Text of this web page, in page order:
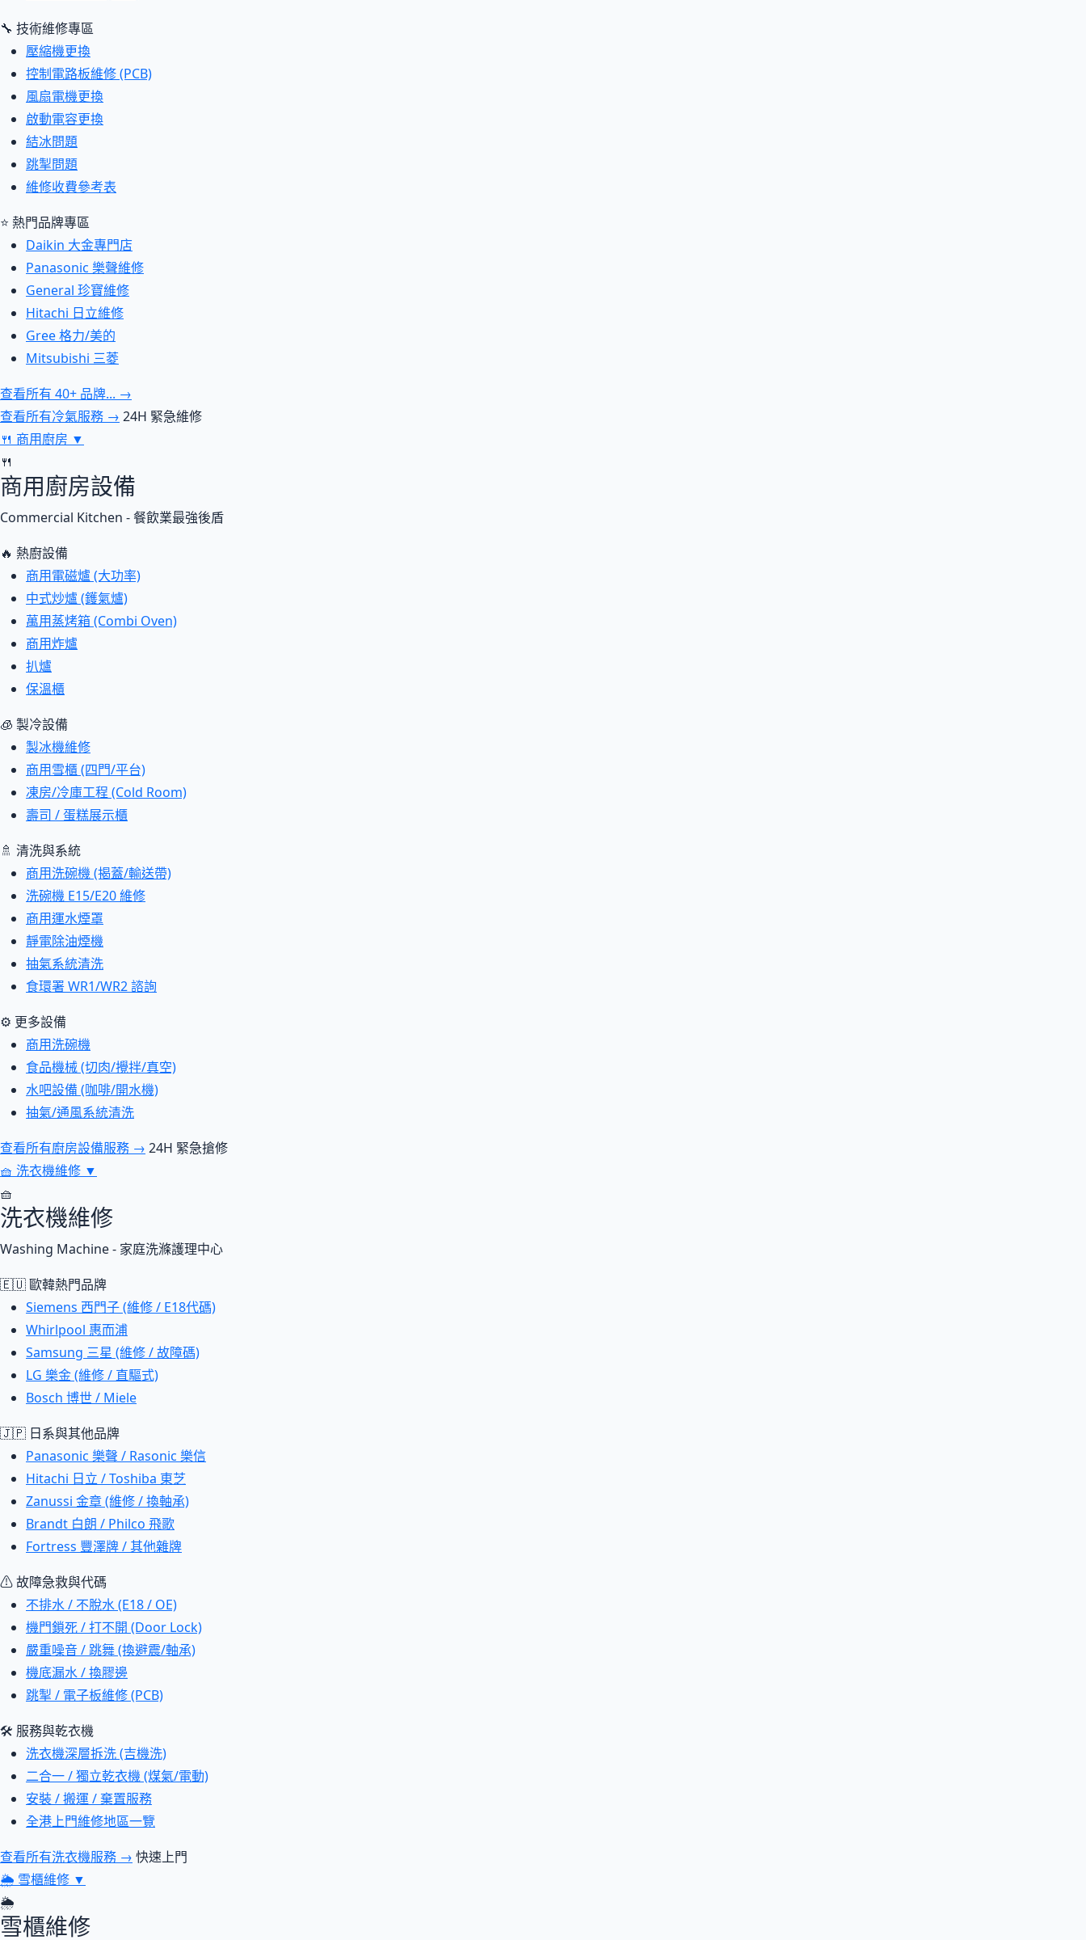
🔧 技術維修專區
壓縮機更換
控制電路板維修 (PCB)
風扇電機更換
啟動電容更換
結冰問題
跳掣問題
維修收費參考表
⭐ 熱門品牌專區
Daikin 大金專門店
Panasonic 樂聲維修
General 珍寶維修
Hitachi 日立維修
Gree 格力/美的
Mitsubishi 三菱
查看所有 40+ 品牌... →
查看所有冷氣服務 → 24H 緊急維修
🍴 商用廚房 ▼
🍴
商用廚房設備
Commercial Kitchen - 餐飲業最強後盾
🔥 熱廚設備
商用電磁爐 (大功率)
中式炒爐 (鑊氣爐)
萬用蒸烤箱 (Combi Oven)
商用炸爐
扒爐
保溫櫃
🧊 製冷設備
製冰機維修
商用雪櫃 (四門/平台)
凍房/冷庫工程 (Cold Room)
壽司 / 蛋糕展示櫃
🚿 清洗與系統
商用洗碗機 (揭蓋/輸送帶)
洗碗機 E15/E20 維修
商用運水煙罩
靜電除油煙機
抽氣系統清洗
食環署 WR1/WR2 諮詢
⚙ 更多設備
商用洗碗機
食品機械 (切肉/攪拌/真空)
水吧設備 (咖啡/開水機)
抽氣/通風系統清洗
查看所有廚房設備服務 → 24H 緊急搶修
🧺 洗衣機維修 ▼
🧺
洗衣機維修
Washing Machine - 家庭洗滌護理中心
🇪🇺 歐韓熱門品牌
Siemens 西門子 (維修 / E18代碼)
Whirlpool 惠而浦
Samsung 三星 (維修 / 故障碼)
LG 樂金 (維修 / 直驅式)
Bosch 博世 / Miele
🇯🇵 日系與其他品牌
Panasonic 樂聲 / Rasonic 樂信
Hitachi 日立 / Toshiba 東芝
Zanussi 金章 (維修 / 換軸承)
Brandt 白朗 / Philco 飛歌
Fortress 豐澤牌 / 其他雜牌
⚠ 故障急救與代碼
不排水 / 不脫水 (E18 / OE)
機門鎖死 / 打不開 (Door Lock)
嚴重噪音 / 跳舞 (換避震/軸承)
機底漏水 / 換膠邊
跳掣 / 電子板維修 (PCB)
🛠 服務與乾衣機
洗衣機深層拆洗 (吉機洗)
二合一 / 獨立乾衣機 (煤氣/電動)
安裝 / 搬運 / 棄置服務
全港上門維修地區一覽
查看所有洗衣機服務 → 快速上門
🌦 雪櫃維修 ▼
🌦
雪櫃維修